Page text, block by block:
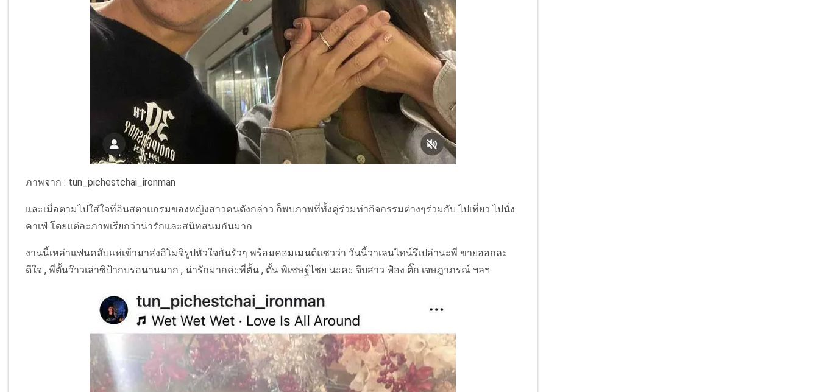
ภาพจาก : tun_pichestchai_ironman
และเมื่อตามไปใส่ใจที่อินสตาแกรมของหญิงสาวคนดังกล่าว ก็พบภาพที่ทั้งคู่ร่วมทำกิจกรรมต่างๆร่วมกับ ไปเที่ยว ไปนั่ง
คาเฟ่ โดยแต่ละภาพเรียกว่าน่ารักและสนิทสนมกันมาก
งานนี้เหล่าแฟนคลับแห่เข้ามาส่งอิโมจิรูปหัวใจกันรัวๆ พร้อมคอมเมนต์แซวว่า วันนี้วาเลนไทน์รึเปล่านะพี่ ขายออกละ
ดีใจ , พี่ตั้นว๊าวเล่าซิป้ากบรอนานมาก , น่ารักมากค่ะพี่ตั้น , ตั้น พิเชษฐ์ไชย นะคะ จีบสาว ฟ้อง ติ๊ก เจษฎาภรณ์ ฯลฯ